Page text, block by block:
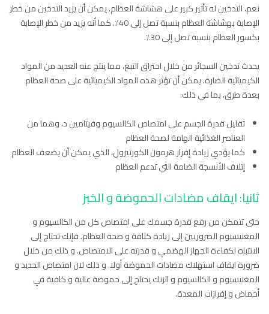
نعم، التدخين له تأثير كبير على هشاشة العظام. يمكن أن يزيد التدخين من خطر
الإصابة بهشاشة العظام بنسبة تصل إلى 40٪. كما أنه يزيد من خطر الإصابة
بكسور العظام بنسبة تصل إلى 30٪.
يحدث تدخين السجائر من خلال احتراق التبغ، مما ينتج عنه العديد من المواد
الكيميائية الضارة. يمكن أن تؤثر هذه المواد الكيميائية على صحة العظام
بعدة طرق، بما في ذلك:
تقليل قدرة الجسم على امتصاص الكالسيوم وفيتامين د، وهما من
العناصر الغذائية الهامة لصحة العظام
كما يؤدي زيادة إفراز هرمون الكورتيزول، الذي يمكن أن يضعف العظام
إتلاف الأنسجة الضامة التي تدعم العظام
ثانيا: ايقاف مضادات الحموضة و الخبز
حتى تتمكن من رفع قدرة جسمك على امتصاص كل من الكالسيوم و
المغنيسيوم الضروريين إلى زيادة كثافة و صحة العظام. فإنك تحتاج إلى
الانتباه لكفاءة الجهاز الهضمي و قدرته على الامتصاص. و ذلك من خلال
ضرورة ايقاف استهلاك مضادات الحموضة أولا. و ذلك لان امتصاص الحديد و
المغنيسيوم و الكالسيوم و الزنك يحتاج إلى حموضة عالية و كافية في
أحماض و إفرازات المعدة.